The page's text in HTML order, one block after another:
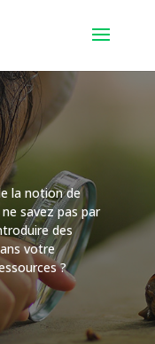
la notion de
savez pas par
des
votre
?